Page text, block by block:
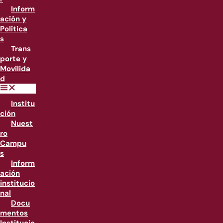
Inform
ación y
Política
s
Trans
porte y
Movilida
d
Institu
ción
Nuest
ro
Campu
s
Inform
ación
institucio
nal
Docu
mentos